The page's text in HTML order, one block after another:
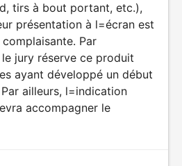
tirs à bout portant, etc.),
présentation à l=écran est
Par
jury réserve ce produit
ayant développé un début
ailleurs, l=indication
accompagner le